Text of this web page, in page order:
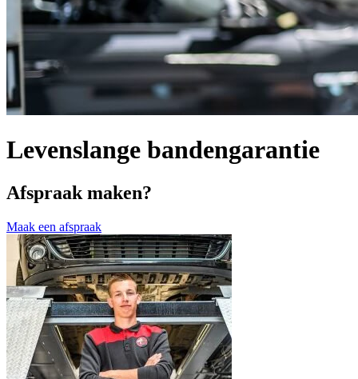
Levenslange bandengarantie
Afspraak maken?
Maak een afspraak